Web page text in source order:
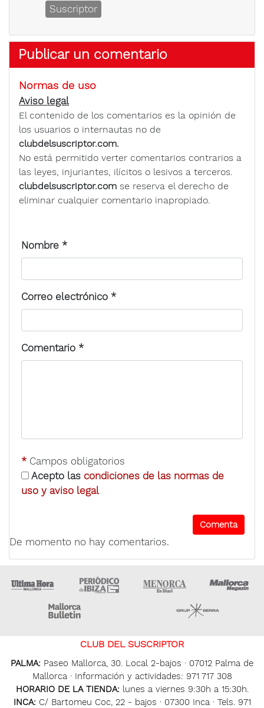
Suscriptor
Publicar un comentario
Normas de uso
Aviso legal
El contenido de los comentarios es la opinión de
los usuarios o internautas no de
clubdelsuscriptor.com.
No está permitido verter comentarios contrarios a
las leyes, injuriantes, ilícitos o lesivos a terceros.
clubdelsuscriptor.com se reserva el derecho de
eliminar cualquier comentario inapropiado.
Nombre *
Correo electrónico *
Comentario *
* Campos obligatorios
Acepto las condiciones de las normas de
uso y aviso legal
De momento no hay comentarios.
Ultima Hora Ultima hora Ibiza Menorca • Es Diari
CLUB DEL SUSCRIPTOR
PALMA: Paseo Mallorca, 30. Local 2-bajos · 07012 Palma de
Mallorca · Información y actividades: 971 717 308
HORARIO DE LA TIENDA: lunes a viernes 9:30h a 15:30h.
INCA: C/ Bartomeu Coc, 22 - bajos · 07300 Inca · Tels. 971